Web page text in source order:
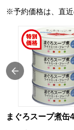
※予約価格は、直近
まぐろスープ煮缶